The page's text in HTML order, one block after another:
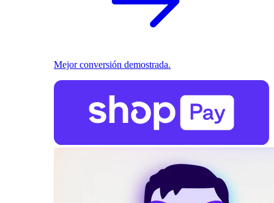
Mejor conversión demostrada.